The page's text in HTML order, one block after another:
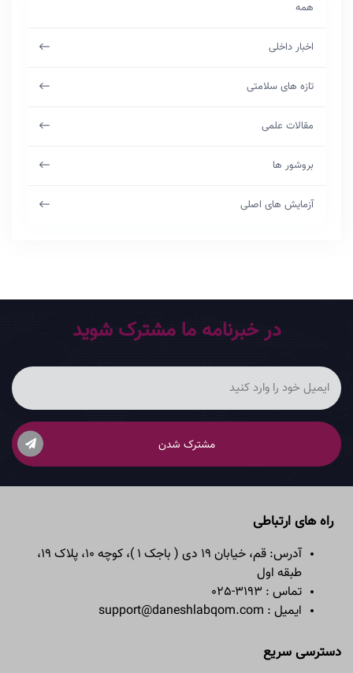
همه
اخبار داخلی
تازه های سلامتی
مقالات علمی
بروشور ها
آزمایش های اصلی
در خبرنامه ما مشترک شوید
مشترک شدن
راه های ارتباطی
آدرس: قم، خیابان 19 دی ( باجک 1 )، کوچه 10، پلاک 19،
طبقه اول
تماس : 3193-025
ایمیل : support@daneshlabqom.com
دسترسی سریع